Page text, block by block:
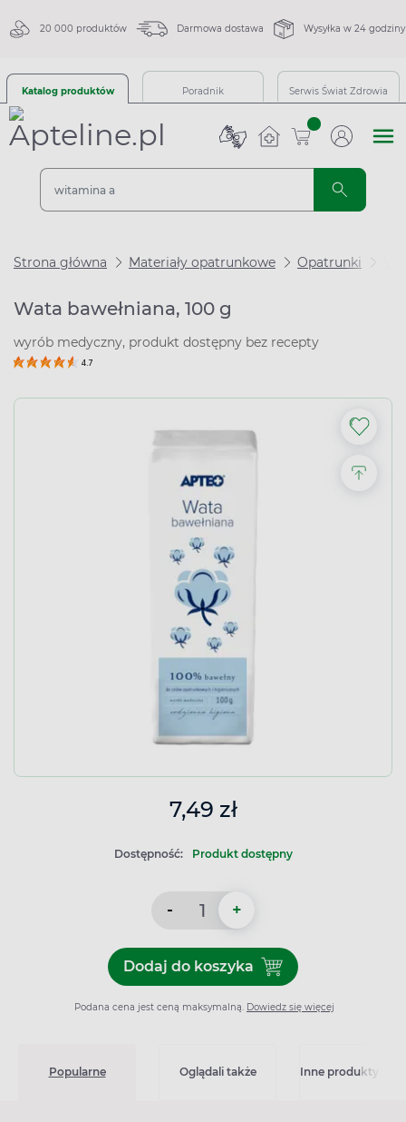
20 000 produktów Darmowa dostawa Wysyłka w 24 godziny
Katalog produktów Poradnik Serwis Świat Zdrowia
sztuk
Strona główna Materiały opatrunkowe Opatrunki
Wata bawełniana, 100 g
wyrób medyczny, produkt dostępny bez recepty
4.7
7,49 zł
Dostępność: Produkt dostępny
- +
Dodaj do koszykaDodaj do koszyka Wata
Podana cena jest ceną maksymalną. Dowiedz się więcej
Popularne Oglądali także Inne produkty z